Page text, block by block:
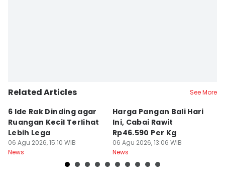
Related Articles See More
6 Ide Rak Dinding agar
Ruangan Kecil Terlihat
Lebih Lega
06 Agu 2026, 15:10 WIB
News
Harga Pangan Bali Hari
Ini, Cabai Rawit
Rp46.590 Per Kg
06 Agu 2026, 13:06 WIB
News